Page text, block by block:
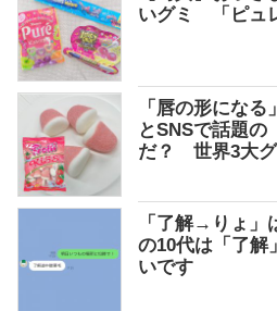
いグミ 「ピュ
「唇の形になる
とSNSで話題の
だ？ 世界3大グ
「了解→りょ
の10代は「了解
いです